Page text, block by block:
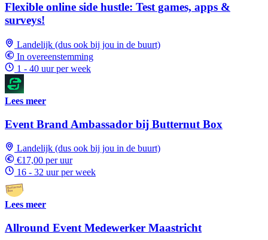
Flexible online side hustle: Test games, apps &
surveys!
Landelijk (dus ook bij jou in de buurt)
In overeenstemming
1 - 40 uur per week
Lees meer
Event Brand Ambassador bij Butternut Box
Landelijk (dus ook bij jou in de buurt)
€17,00 per uur
16 - 32 uur per week
Lees meer
Allround Event Medewerker Maastricht